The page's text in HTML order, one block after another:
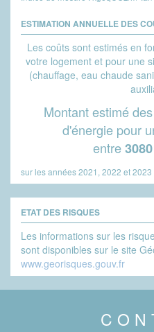
ESTIMATION ANNUELLE DES
Les coûts sont estimés en
votre logement et pour une
(chauffage, eau chaude
Montant estimé
d'énergie pour
entre
sur les années 2021, 2022 et
ETAT DES RISQUES
Les informations sur les
sont disponibles sur le site
www.georisques.gouv.fr